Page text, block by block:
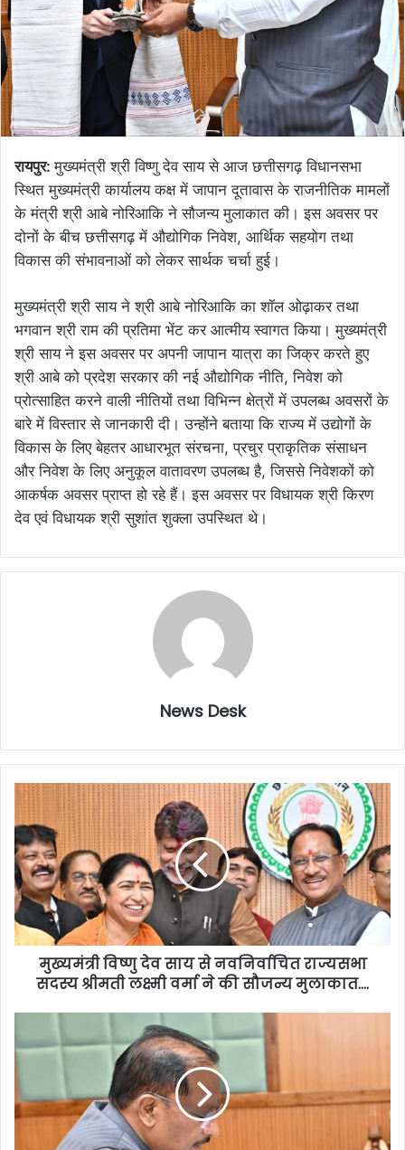
रायपुर:मुख्यमंत्री श्री विष्णु देव साय से आज छत्तीसगढ़ विधानसभा
स्थित मुख्यमंत्री कार्यालय कक्ष में जापान दूतावास के राजनीतिक मामलों
के मंत्री श्री आबे नोरिआकि ने सौजन्य मुलाकात की। इस अवसर पर
दोनों के बीच छत्तीसगढ़ में औद्योगिक निवेश, आर्थिक सहयोग तथा
विकास की संभावनाओं को लेकर सार्थक चर्चा हुई।
मुख्यमंत्री श्री साय ने श्री आबे नोरिआकि का शॉल ओढ़ाकर तथा
भगवान श्री राम की प्रतिमा भेंट कर आत्मीय स्वागत किया। मुख्यमंत्री
श्री साय ने इस अवसर पर अपनी जापान यात्रा का जिक्र करते हुए
श्री आबे को प्रदेश सरकार की नई औद्योगिक नीति, निवेश को
प्रोत्साहित करने वाली नीतियों तथा विभिन्न क्षेत्रों में उपलब्ध अवसरों के
बारे में विस्तार से जानकारी दी। उन्होंने बताया कि राज्य में उद्योगों के
विकास के लिए बेहतर आधारभूत संरचना, प्रचुर प्राकृतिक संसाधन
और निवेश के लिए अनुकूल वातावरण उपलब्ध है, जिससे निवेशकों को
आकर्षक अवसर प्राप्त हो रहे हैं। इस अवसर पर विधायक श्री किरण
देव एवं विधायक श्री सुशांत शुक्ला उपस्थित थे।
News Desk
मुख्यमंत्री विष्णु देव साय से नवनिर्वाचित राज्यसभा
सदस्य श्रीमती लक्ष्मी वर्मा ने की सौजन्य मुलाकात….